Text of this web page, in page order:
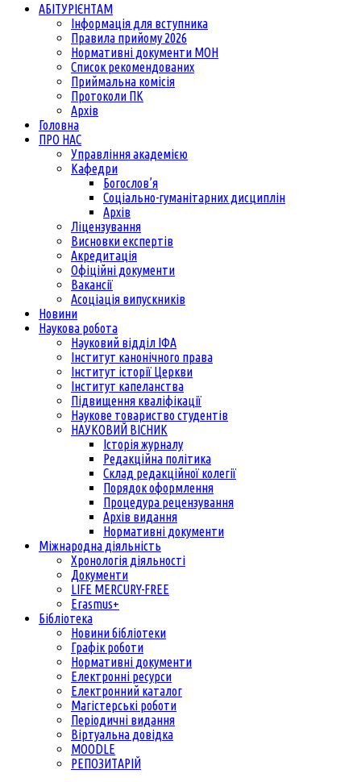
АБІТУРІЄНТАМ
Інформація для вступника
Правила прийому 2026
Нормативні документи МОН
Список рекомендованих
Приймальна комісія
Протоколи ПК
Архів
Головна
ПРО НАС
Управління академією
Кафедри
Богослов’я
Соціально-гуманітарних дисциплін
Архів
Ліцензування
Висновки експертів
Акредитація
Офіційні документи
Вакансії
Асоціація випускників
Новини
Наукова робота
Науковий відділ ІФА
Інститут канонічного права
Інститут історії Церкви
Інститут капеланства
Підвищення кваліфікації
Наукове товариство студентів
НАУКОВИЙ ВІСНИК
Історія журналу
Редакційна політика
Склад редакційної колегії
Порядок оформлення
Процедура рецензування
Архів видання
Нормативні документи
Міжнародна діяльність
Хронологія діяльності
Документи
LIFE MERCURY-FREE
Erasmus+
Бібліотека
Новини бібліотеки
Графік роботи
Нормативні документи
Електронні ресурси
Електронний каталог
Магістерські роботи
Періодичні видання
Віртуальна довідка
MOODLE
РЕПОЗИТАРІЙ